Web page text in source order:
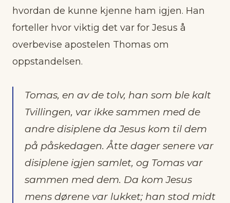
hvordan de kunne kjenne ham igjen. Han
forteller hvor viktig det var for Jesus å
overbevise apostelen Thomas om
oppstandelsen.
Tomas, en av de tolv, han som ble kalt
Tvillingen, var ikke sammen med de
andre disiplene da Jesus kom til dem
på påskedagen. Åtte dager senere var
disiplene igjen samlet, og Tomas var
sammen med dem. Da kom Jesus
mens dørene var lukket; han stod midt